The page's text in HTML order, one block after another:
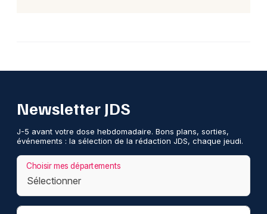
Newsletter JDS
J-5 avant votre dose hebdomadaire. Bons plans, sorties,
événements : la sélection de la rédaction JDS, chaque jeudi.
Choisir mes départements